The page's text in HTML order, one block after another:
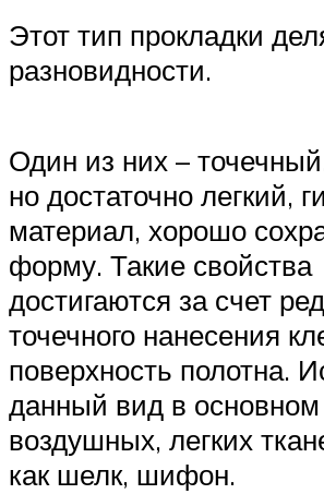
Этот тип прокладки
разновидности.
Один из них –
но достаточно легкий,
материал, хорошо
форму. Такие свойства
достигаются за счет
точечного нанесения
поверхность полотна.
данный вид в
воздушных, легких
как шелк, шифон.